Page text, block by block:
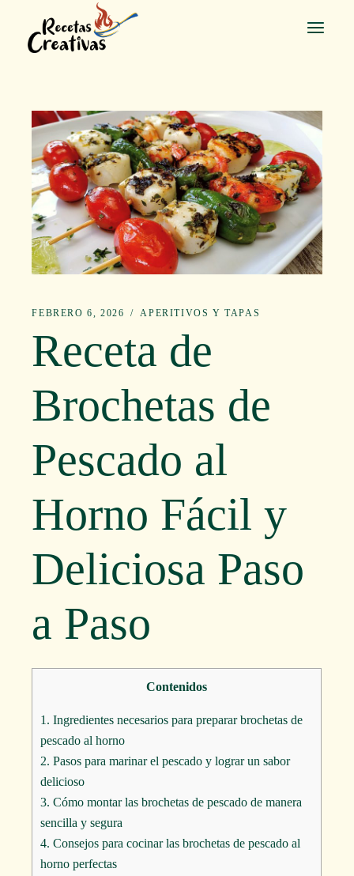
contenido
FEBRERO 6, 2026 APERITIVOS Y TAPAS
Receta de
Brochetas de
Pescado al
Horno Fácil y
Deliciosa Paso
a Paso
Contenidos
1. Ingredientes necesarios para preparar brochetas de
pescado al horno
2. Pasos para marinar el pescado y lograr un sabor
delicioso
3. Cómo montar las brochetas de pescado de manera
sencilla y segura
4. Consejos para cocinar las brochetas de pescado al
horno perfectas